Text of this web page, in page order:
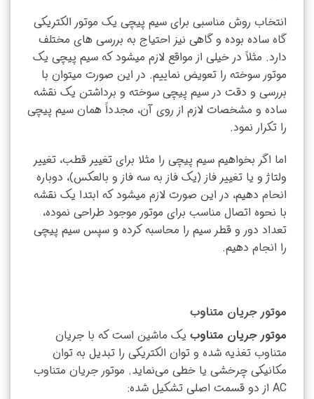
انتخاب روش مناسبی برای سیم پیچی یک موتور الکتریکی
گاه ساده بوده و گاهی نیز احتیاج به بررسی های مختلف
دارد. مثلاً در خیلی از مواقع لازم میشود که سیم پیچی یک
موتور سوخته را تعویض نماییم. در این صورت میتوان با
بررسی و دقت در سیم پیچی سوخته و برداشتن یک نقشه
ساده و مشخصات لازم از روی آن، مجدداً همان سیم پیچی
را تکرار نمود.
اما اگر بخواهیم سیم پیچی را مثلا برای تغییر قطب، تغییر
ولتاژ و یا تغییر فاز (یک فاز به سه فاز و بالعکس)، دوباره
انحام دهیم، در این صورت لازم میشود که ابتدا یک نقشه
با نحوه اتصال مناسب برای موتور موجود طراحی نموده،
تعداد دور و قطر سیم را محاسبه کرده و سپس سیم پیچی
را انجام دهیم.
موتور جریان متناوب
موتور جریان متناوب یک ماشین است که با جریان
متناوب تغذیه شده و توان الکتریکی را تبدیل به توان
مکانیکی چرخشی یا خطی می‌نماید. موتور جریان متناوب
AC از دو قسمت اصلی تشکیل شده: